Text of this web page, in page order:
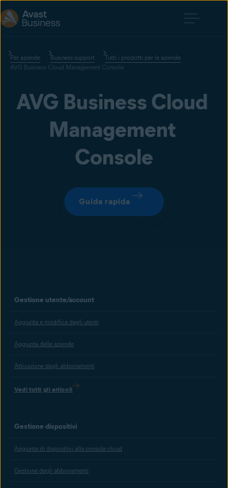
Per aziende Business support
Tutti i prodotti per le aziende
AVG Business Cloud Management Console
AVG Business Cloud
Management
Console
Guida rapida
Gestione utente/account
Aggiunta e modifica degli utenti
Aggiunta delle aziende
Attivazione degli abbonamenti
Vedi tutti gli articoli
Gestione dispositivi
Aggiunta di dispositivi alla console cloud
Gestione degli abbonamenti